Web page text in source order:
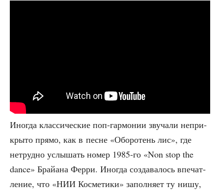
Ино­гда клас­си­че­ские поп-гар­мо­нии зву­ча­ли непри­
кры­то пря­мо, как в песне «Обо­ро­тень лис», где
нетруд­но услы­шать номер 1985-го «Non stop the
dance» Брай­а­на Фер­ри. Ино­гда созда­ва­лось впе­чат­
ле­ние, что «НИИ Кос­ме­ти­ки» запол­ня­ет ту нишу,